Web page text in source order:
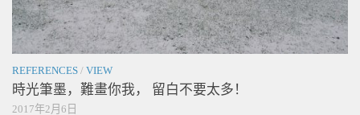
REFERENCES / VIEW
時光筆墨，難畫你我， 留白不要太多！
2017年2月6日